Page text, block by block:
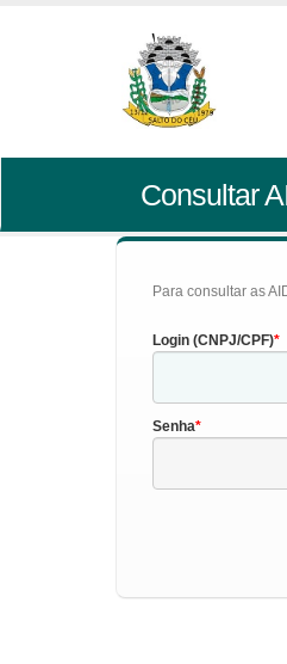
Consultar
Para consultar as
Login (CNPJ/CPF)
Senha